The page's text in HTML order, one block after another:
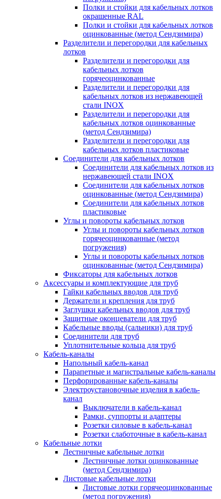
Полки и стойки для кабельных лотков
окрашенные RAL
Полки и стойки для кабельных лотков
оцинкованные (метод Сендзимира)
Разделители и перегородки для кабельных
лотков
Разделители и перегородки для
кабельных лотков
горячеоцинкованные
Разделители и перегородки для
кабельных лотков из нержавеющей
стали INOX
Разделители и перегородки для
кабельных лотков оцинкованные
(метод Сендзимира)
Разделители и перегородки для
кабельных лотков пластиковые
Соединители для кабельных лотков
Соединители для кабельных лотков из
нержавеющей стали INOX
Соединители для кабельных лотков
оцинкованные (метод Сендзимира)
Соединители для кабельных лотков
пластиковые
Углы и повороты кабельных лотков
Углы и повороты кабельных лотков
горячеоцинкованные (метод
погружения)
Углы и повороты кабельных лотков
оцинкованные (метод Сендзимира)
Фиксаторы для кабельных лотков
Аксессуары и комплектующие для труб
Гайки кабельных вводов для труб
Держатели и крепления для труб
Заглушки кабельных вводов для труб
Защитные оконцеватели для труб
Кабельные вводы (сальники) для труб
Соединители для труб
Уплотнительные кольца для труб
Кабель-каналы
Напольный кабель-канал
Парапетные и магистральные кабель-каналы
Перфорированные кабель-каналы
Электроустановочные изделия в кабель-
канал
Выключатели в кабель-канал
Рамки, суппорты и адаптеры
Розетки силовые в кабель-канал
Розетки слаботочные в кабель-канал
Кабельные лотки
Лестничные кабельные лотки
Лестничные лотки оцинкованные
(метод Сендзимира)
Листовые кабельные лотки
Листовые лотки горячеоцинкованные
(метод погружения)